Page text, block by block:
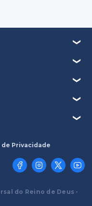
do Reino de Deus -
Privacidade